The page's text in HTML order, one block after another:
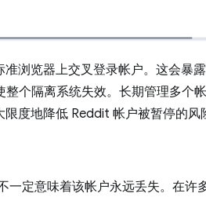
浏览器上交叉登录帐户。这会暴露
个隔离系统失效。长期管理多个
限度地降低 Reddit 帐户被暂停的风
一定意味着该帐户永远丢失。在许